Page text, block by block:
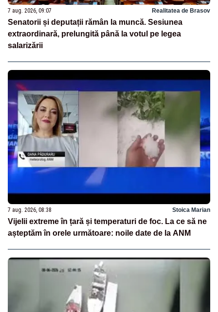
7 aug. 2026, 09:07 Realitatea de Brasov
Senatorii și deputații rămân la muncă. Sesiunea
extraordinară, prelungită până la votul pe legea
salarizării
7 aug. 2026, 08:38 Stoica Marian
Vijelii extreme în țară și temperaturi de foc. La ce să ne
așteptăm în orele următoare: noile date de la ANM